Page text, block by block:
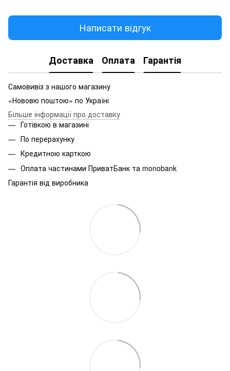
Написати відгук
Доставка Оплата Гарантія
Самовивіз з нашого магазину
«Нововю поштою» по Україні
Більше інформації про доставку
Готівкою в магазині
По перерахунку
Кредитною карткою
Оплата частинами ПриватБанк та monobank
Гарантія від виробника